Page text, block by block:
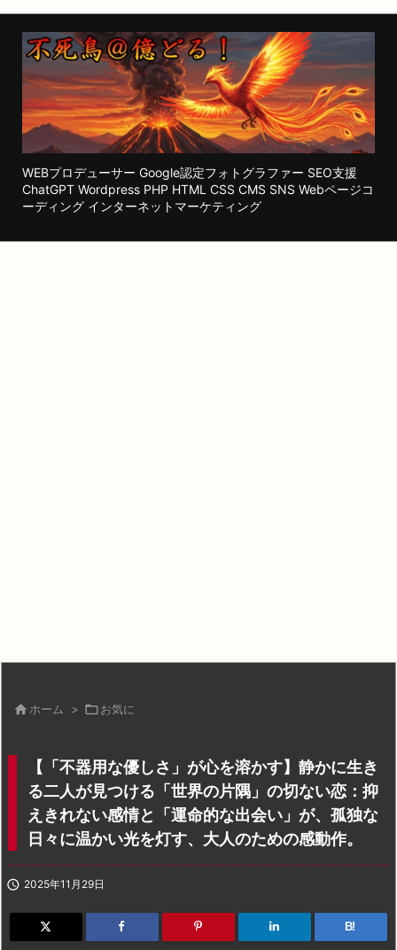
WEBプロデューサー Google認定フォトグラファー SEO支援
ChatGPT Wordpress PHP HTML CSS CMS SNS Webページコ
ーディング インターネットマーケティング
 ホーム > お気に
【「不器用な優しさ」が心を溶かす】静かに生き
る二人が見つける「世界の片隅」の切ない恋：抑
えきれない感情と「運命的な出会い」が、孤独な
日々に温かい光を灯す、大人のための感動作。
 2025年11月29日
B!